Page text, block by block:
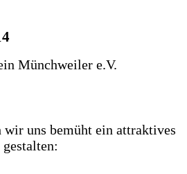
Münchweiler e.V.
wir uns bemüht ein attraktives